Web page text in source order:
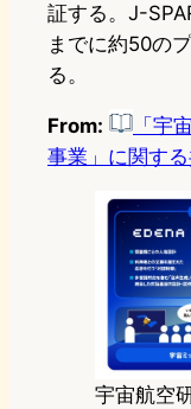
証する。J-
までに約50の
る。
From:
「宇
事業」に関す
宇宙航空